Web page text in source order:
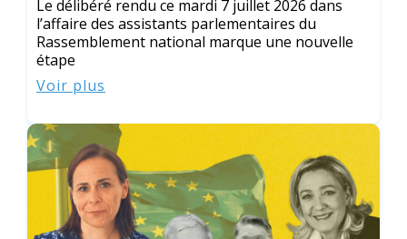
Le délibéré rendu ce mardi 7 juillet 2026 dans
l’affaire des assistants parlementaires du
Rassemblement national marque une nouvelle
étape
Voir plus